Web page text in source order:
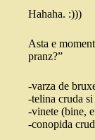
Hahaha. :)))
Asta e
pranz?”
-varza de
-telina cruda si
-vinete (bine,
-conopida